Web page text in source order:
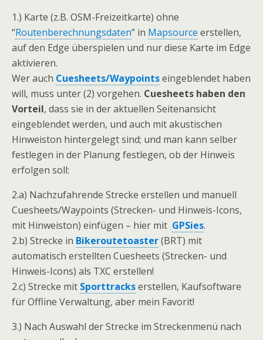
1.) Karte (z.B. OSM-Freizeitkarte) ohne
“Routenberechnungsdaten” in Mapsource erstellen,
auf den Edge überspielen und nur diese Karte im Edge
aktivieren.
Wer auch Cuesheets/Waypointseingeblendet haben
will, muss unter (2) vorgehen. Cuesheets haben den
Vorteil, dass sie in der aktuellen Seitenansicht
eingeblendet werden, und auch mit akustischen
Hinweiston hintergelegt sind; und man kann selber
festlegen in der Planung festlegen, ob der Hinweis
erfolgen soll:
2.a) Nachzufahrende Strecke erstellen und manuell
Cuesheets/Waypoints (Strecken- und Hinweis-Icons,
mit Hinweiston) einfügen – hier mit GPSies.
2.b) Strecke in Bikeroutetoaster(BRT) mit
automatisch erstellten Cuesheets (Strecken- und
Hinweis-Icons) als TXC erstellen!
2.c) Strecke mit Sporttrackserstellen, Kaufsoftware
für Offline Verwaltung, aber mein Favorit!
3.) Nach Auswahl der Strecke im Streckenmenü nach